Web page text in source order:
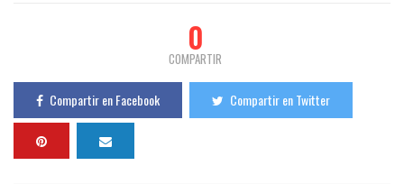
0
COMPARTIR
Compartir en Facebook Compartir en Twitter